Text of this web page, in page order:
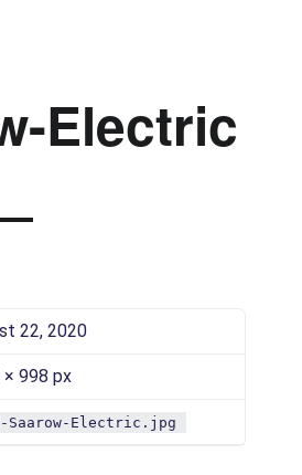
Electric
22, 2020
× 998 px
Saarow-Electric.jpg